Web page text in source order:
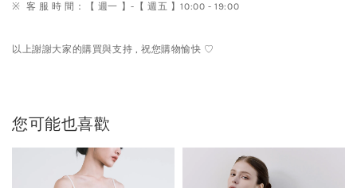
※ 客 服 時 間：【 週一 】-【 週五 】10:00 - 19:00
以上謝謝大家的購買與支持 , 祝您購物愉快 ♡
您可能也喜歡